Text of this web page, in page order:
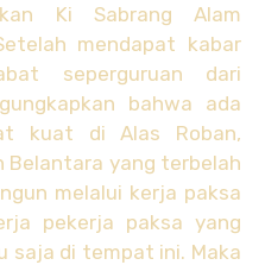
Ki Sabrang Alam
mendapat kabar
seperguruan dari
bahwa ada
kuat di Alas Roban,
Belantara yang terbelah
melalui kerja paksa
pekerja paksa yang
saja di tempat ini. Maka